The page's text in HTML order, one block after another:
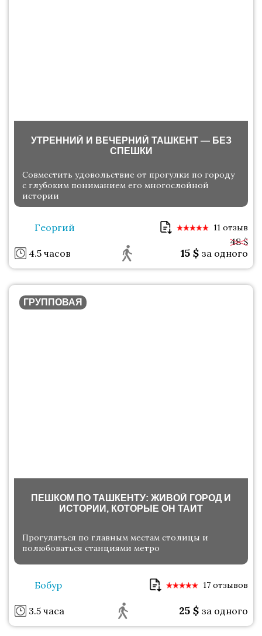
УТРЕННИЙ И ВЕЧЕРНИЙ ТАШКЕНТ — БЕЗ
СПЕШКИ
Совместить удовольствие от прогулки по городу
с глубоким пониманием его многослойной
истории
Георгий 11 отзыв
4.5 часов 15 $ за одного
48 $
ГРУППОВАЯ
ПЕШКОМ ПО ТАШКЕНТУ: ЖИВОЙ ГОРОД И
ИСТОРИИ, КОТОРЫЕ ОН ТАИТ
Прогуляться по главным местам столицы и
полюбоваться станциями метро
Бобур 17 отзывов
3.5 часа 25 $ за одного